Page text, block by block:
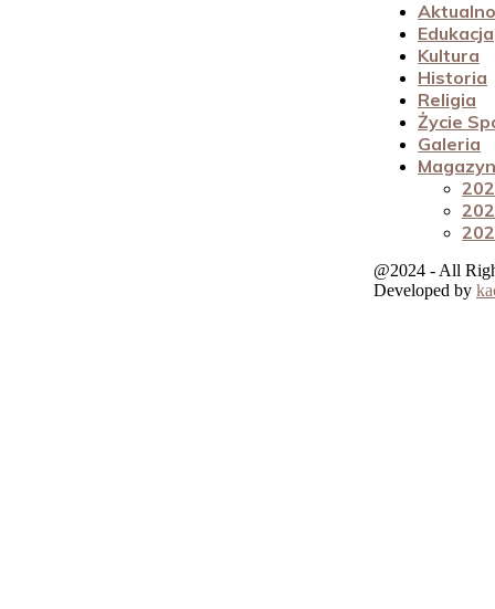
Edukacja
Kultura
Historia
Religia
Życie
Galeria
@2024 - All
Developed by